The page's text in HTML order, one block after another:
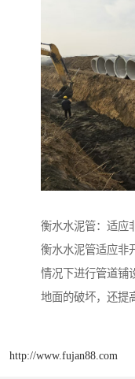
衡水水泥管：适应
衡水水泥管适应非
情况下进行管道铺
地面的破坏，还提
http://www.fujan88.com